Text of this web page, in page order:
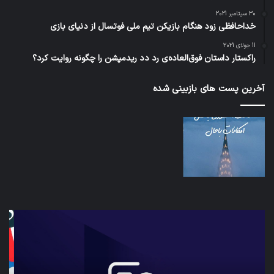
30 سپتامبر 2021
خداحافظی زود هنگام بازیکن تیم ملی فوتسال از دنیای بازی
11 جولای 2021
راکستار داستان فوق‌العاده‌ی رد دد ریدمپشن را چگونه روایت کرد؟
آخرین پست های بازبینی شده